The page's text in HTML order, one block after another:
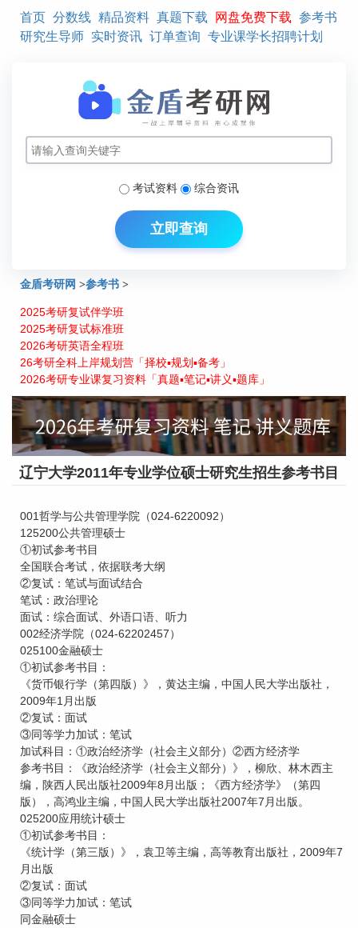
首页 分数线 精品资料 真题下载 网盘免费下载 参考书
研究生导师 实时资讯 订单查询 专业课学长招聘计划
考试资料 综合资讯
立即查询
金盾考研网 >参考书 >
辽宁大学2011年专业学位硕士研究生招生参考书目
2025考研复试伴学班
2025考研复试标准班
2026考研英语全程班
26考研全科上岸规划营「择校▪规划▪备考」
2026考研专业课复习资料「真题▪笔记▪讲义▪题库」
辽宁大学2011年专业学位硕士研究生招生参考书目
001哲学与公共管理学院（024-6220092）
125200公共管理硕士
①初试参考书目
全国联合考试，依据联考大纲
②复试：笔试与面试结合
笔试：政治理论
面试：综合面试、外语口语、听力
002经济学院（024-62202457）
025100金融硕士
①初试参考书目：
《货币银行学（第四版）》，黄达主编，中国人民大学出版社，
2009年1月出版
②复试：面试
③同等学力加试：笔试
加试科目：①政治经济学（社会主义部分）②西方经济学
参考书目：《政治经济学（社会主义部分）》，柳欣、林木西主
编，陕西人民出版社2009年8月出版；《西方经济学》（第四
版），高鸿业主编，中国人民大学出版社2007年7月出版。
025200应用统计硕士
①初试参考书目：
《统计学（第三版）》，袁卫等主编，高等教育出版社，2009年7
月出版
②复试：面试
③同等学力加试：笔试
同金融硕士